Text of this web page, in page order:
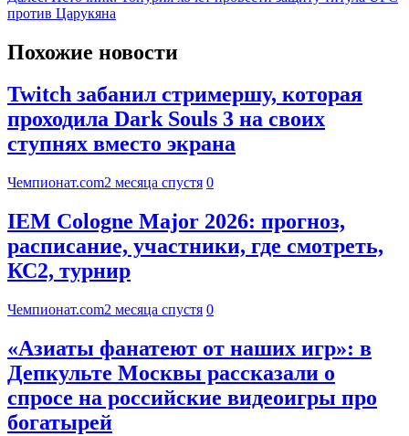
против Царукяна
Похожие новости
Twitch забанил стримершу, которая
проходила Dark Souls 3 на своих
ступнях вместо экрана
Чемпионат.com2 месяца спустя 0
IEM Cologne Major 2026: прогноз,
расписание, участники, где смотреть,
КС2, турнир
Чемпионат.com2 месяца спустя 0
«Азиаты фанатеют от наших игр»: в
Депкульте Москвы рассказали о
спросе на российские видеоигры про
богатырей